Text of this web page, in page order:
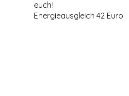
euch!
Energieausgleich 42 Euro